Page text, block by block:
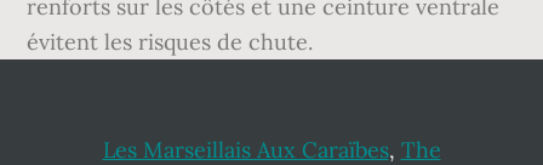
Les Marseillais Aux Caraïbes, The